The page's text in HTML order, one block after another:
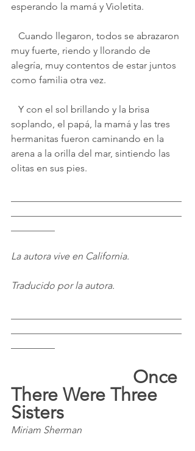
esperando la mamá y Violetita.
muy fuerte, riendo y llorando de
alegría, muy contentos de estar juntos
como familia otra vez.
soplando, el papá, la mamá y las tres
hermanitas fueron caminando en la
arena a la orilla del mar, sintiendo las
olitas en sus pies.
La autora vive en California.
Traducido por la autora.
There Were Three
Sisters
Miriam Sherman